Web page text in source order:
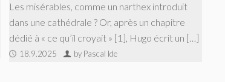
Les misérables, comme un narthex introduit
dans une cathédrale ? Or, après un chapitre
dédié à « ce qu’il croyait » [1], Hugo écrit un […]
18.9.2025 by Pascal Ide